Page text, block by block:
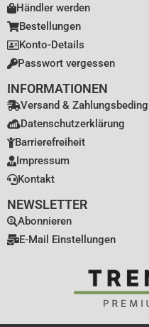
Händler werden
Bestellungen
Konto-Details
Passwort vergessen
INFORMATIONEN
Versand &
Datenschutzerklärung
Barrierefreiheit
Impressum
Kontakt
NEWSLETTER
Abonnieren
E-Mail Einstellungen